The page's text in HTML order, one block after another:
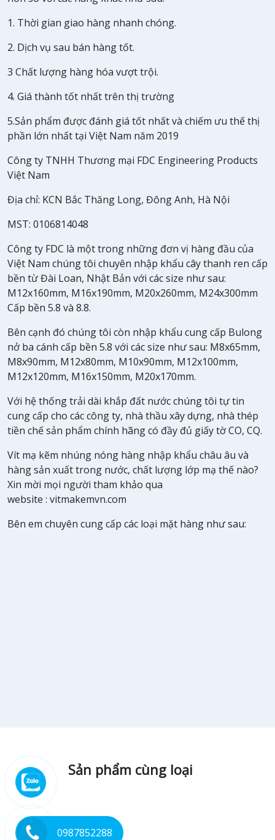
1. Thời gian giao hàng nhanh chóng.
2. Dịch vụ sau bán hàng tốt.
3 Chất lượng hàng hóa vượt trội.
4. Giá thành tốt nhất trên thị trường
5.Sản phẩm được đánh giá tốt nhất và chiếm ưu thế thị
phần lớn nhất tại Việt Nam năm 2019
Công ty TNHH Thương mại FDC Engineering Products
Việt Nam
Địa chỉ: KCN Bắc Thăng Long, Đông Anh, Hà Nội
MST: 0106814048
Công ty FDC là một trong những đơn vị hàng đầu của
Việt Nam chúng tôi chuyên nhập khẩu cây thanh ren cấp
bền từ Đài Loan, Nhật Bản với các size như sau:
M12x160mm, M16x190mm, M20x260mm, M24x300mm
Cấp bền 5.8 và 8.8.
Bên cạnh đó chúng tôi còn nhập khẩu cung cấp Bulong
nở ba cánh cấp bền 5.8 với các size như sau: M8x65mm,
M8x90mm, M12x80mm, M10x90mm, M12x100mm,
M12x120mm, M16x150mm, M20x170mm.
Với hệ thống trải dài khắp đất nước chúng tôi tự tin
cung cấp cho các công ty, nhà thầu xây dựng, nhà thép
tiền chế sản phẩm chính hãng có đầy đủ giấy tờ CO, CQ.
Vít mạ kẽm nhúng nóng hàng nhập khẩu châu âu và
hàng sản xuất trong nước, chất lượng lớp mạ thế nào?
Xin mời mọi người tham khảo qua
website : vitmakemvn.com
Bên em chuyên cung cấp các loại mặt hàng như sau:
Sản phẩm cùng loại
0987852288